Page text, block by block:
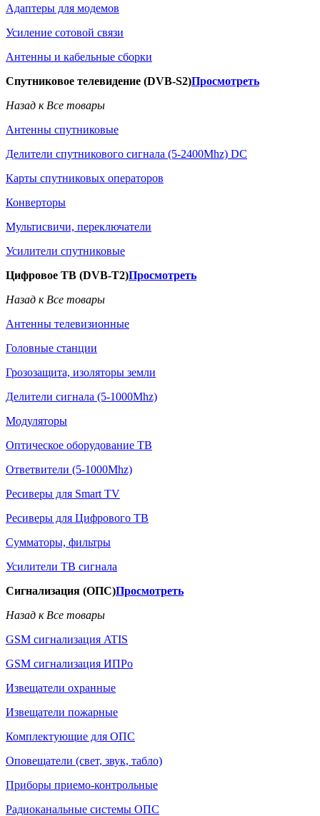
Адаптеры для модемов
Усиление сотовой связи
Антенны и кабельные сборки
Спутниковое телевидение (DVB-S2)Просмотреть
Назад к Все товары
Антенны спутниковые
Делители спутникового сигнала (5-2400Mhz) DC
Карты спутниковых операторов
Конверторы
Мультисвичи, переключатели
Усилители спутниковые
Цифровое ТВ (DVB-T2)Просмотреть
Назад к Все товары
Антенны телевизионные
Головные станции
Грозозащита, изоляторы земли
Делители сигнала (5-1000Mhz)
Модуляторы
Оптическое оборудование ТВ
Ответвители (5-1000Mhz)
Ресиверы для Smart TV
Ресиверы для Цифрового ТВ
Сумматоры, фильтры
Усилители ТВ сигнала
Сигнализация (ОПС)Просмотреть
Назад к Все товары
GSM сигнализация ATIS
GSM сигнализация ИПРо
Извещатели охранные
Извещатели пожарные
Комплектующие для ОПС
Оповещатели (свет, звук, табло)
Приборы приемо-контрольные
Радиоканальные системы ОПС